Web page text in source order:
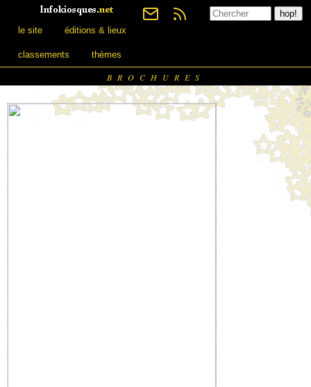
le site éditions & lieux
classements thèmes
BROCHURES